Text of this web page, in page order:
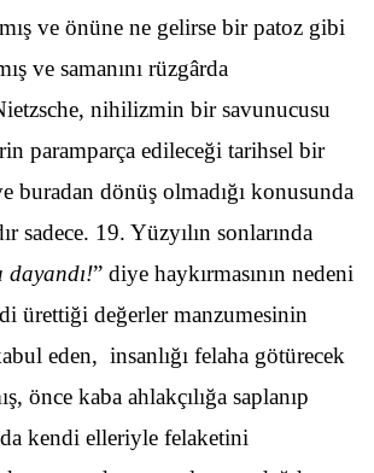
ve önüne ne gelirse bir patoz gibi
ve samanını rüzgârda
nihilizmin bir savunucusu
paramparça edileceği tarihsel bir
buradan dönüş olmadığı konusunda
sadece. 19. Yüzyılın sonlarında
dayandı!” diye haykırmasının nedeni
ürettiği değerler manzumesinin
eden, insanlığı felaha götürecek
önce kaba ahlakçılığa saplanıp
kendi elleriyle felaketini